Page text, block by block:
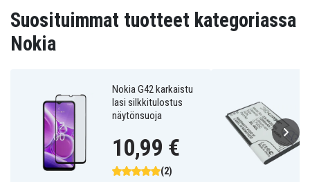
Suosituimmat tuotteet kategoriassa
Nokia
Nokia G42 karkaistu
lasi silkkitulostus
näytönsuoja
(2)
10,99 €